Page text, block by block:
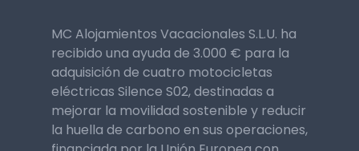
MC Alojamientos Vacacionales S.L.U. ha
recibido una ayuda de 3.000 € para la
adquisición de cuatro motocicletas
eléctricas Silence S02, destinadas a
mejorar la movilidad sostenible y reducir
la huella de carbono en sus operaciones,